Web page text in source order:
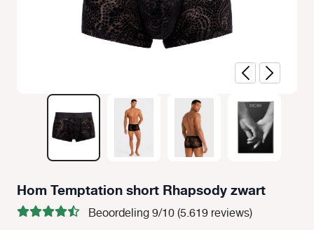
Hom Temptation short Rhapsody zwart
Beoordeling 9/10 (5.619 reviews)